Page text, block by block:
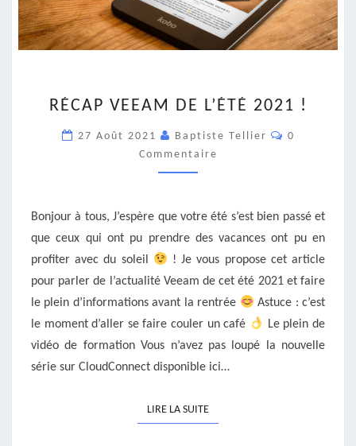
VEEAM
L’ÉTÉ
2021
!
RÉCAP VEEAM DE L’ÉTÉ 2021 !
27 Août 2021 Baptiste Tellier
0
Commentaire
Bonjour à tous, J’espère que votre été s’est bien passé et
que ceux qui ont pu prendre des vacances ont pu en
profiter avec du soleil
! Je vous propose cet article
pour parler de l’actualité Veeam de cet été 2021 et faire
le plein d’informations avant la rentrée
Astuce : c’est
le moment d’aller se faire couler un café
Le plein de
vidéo de formation Vous n’avez pas loupé la nouvelle
série sur CloudConnect disponible ici…
LIRE LA SUITELIRE LA SUITE